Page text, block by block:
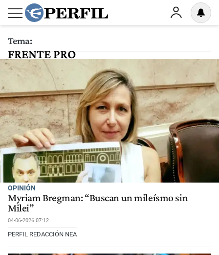
Tema:
FRENTE PRO
OPINIÓN
Myriam Bregman: “Buscan un mileísmo sin
Milei”
04-06-2026 07:12
PERFIL REDACCIÓN NEA